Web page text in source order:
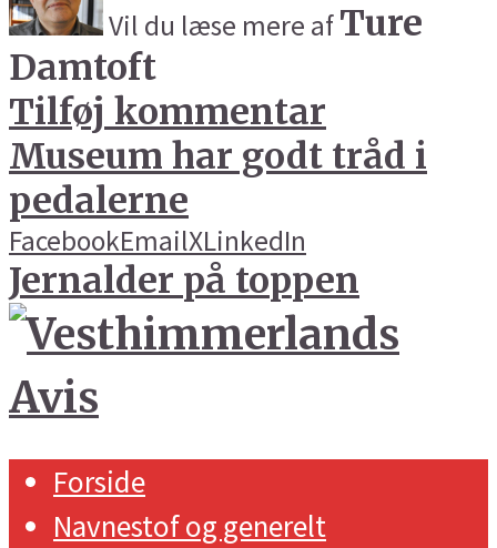
Vil du læse mere afTure
Damtoft
Tilføj kommentar
Museum har godt tråd i
pedalerne
FacebookEmailXLinkedIn
Jernalder på toppen
Forside
Navnestof og generelt